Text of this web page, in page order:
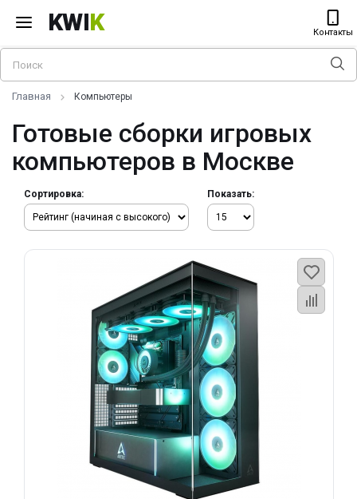
KWIK Контакты
Главная Компьютеры
Готовые сборки игровых
компьютеров в Москве
Сортировка: Показать: